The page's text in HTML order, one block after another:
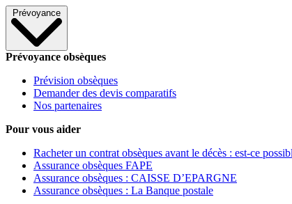
Prévoyance
Prévoyance obsèques
Prévision obsèques
Demander des devis comparatifs
Nos partenaires
Pour vous aider
Racheter un contrat obsèques avant le décès : est-ce
Assurance obsèques FAPE
Assurance obsèques : CAISSE D’EPARGNE
Assurance obsèques : La Banque postale